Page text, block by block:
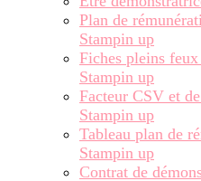
Plan de
Stampin up
Fiches pleins
Stampin up
Facteur CSV et
Stampin up
Tableau plan de
Stampin up
Contrat de